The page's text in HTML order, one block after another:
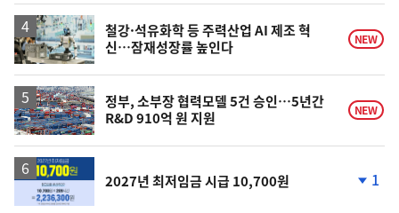
상
승
철강·석유화학 등 주력산업 AI 제조 혁
신…잠재성장률 높인다
NEW
정부, 소부장 협력모델 5건 승인…5년간
R&D 910억 원 지원
NEW
2027년 최저임금 시급 10,700원 1